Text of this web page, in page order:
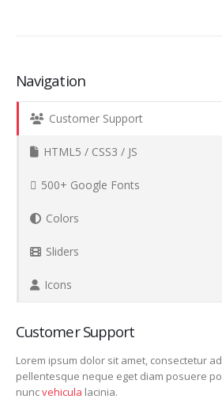
Navigation
Customer Support
HTML5 / CSS3 / JS
500+ Google Fonts
Colors
Sliders
Icons
Customer Support
Lorem ipsum dolor sit amet, consectetur
pellentesque neque eget diam posuere
nuncvehicula lacinia.